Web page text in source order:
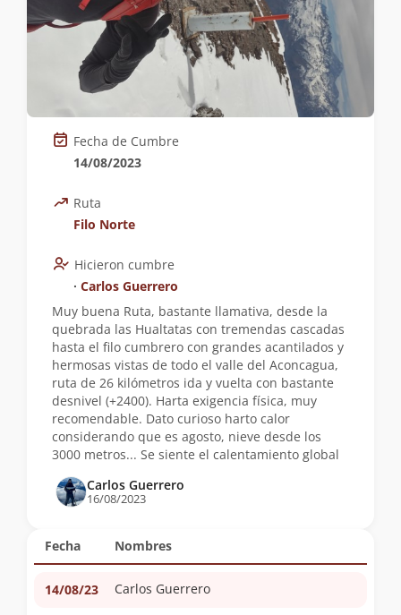
Fecha Nombres
14/08/23 Carlos Guerrero
Fecha de Cumbre
14/08/2023
Ruta
Filo Norte
Hicieron cumbre
∙ Carlos Guerrero
Muy buena Ruta, bastante llamativa, desde la
quebrada las Hualtatas con tremendas cascadas
hasta el filo cumbrero con grandes acantilados y
hermosas vistas de todo el valle del Aconcagua,
ruta de 26 kilómetros ida y vuelta con bastante
desnivel (+2400). Harta exigencia física, muy
recomendable. Dato curioso harto calor
considerando que es agosto, nieve desde los
3000 metros... Se siente el calentamiento global
Carlos Guerrero
16/08/2023